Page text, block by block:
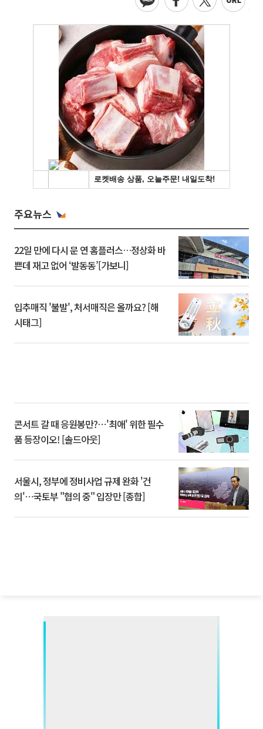
주요뉴스
22일 만에 다시 문 연 홈플러스…정상화 바
쁜데 재고 없어 ‘발동동’[가보니]
입추매직 '불발', 처서매직은 올까요? [해
시태그]
콘서트 갈 때 응원봉만?⋯'최애' 위한 필수
품 등장이오! [솔드아웃]
서울시, 정부에 정비사업 규제 완화 '건
의'⋯국토부 "협의 중" 입장만 [종합]